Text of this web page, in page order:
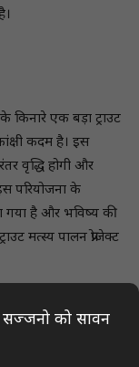
किनारे एक बड़ा ट्राउट
कदम है। इस
वृद्धि होगी और
परियोजना के
गया है और भविष्य की
मत्स्य पालन प्रोजेक्ट
को सावन